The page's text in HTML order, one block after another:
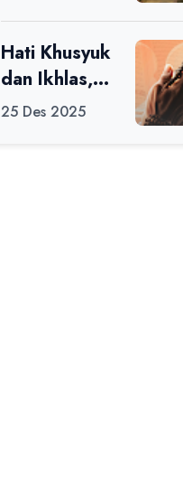
Hati Khusyuk
dan Ikhlas,
Jadi Esensi
25 Des 2025